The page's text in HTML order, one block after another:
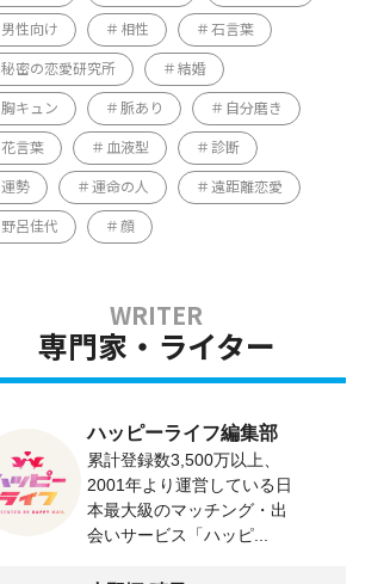
男性向け 相性 石言葉
秘密の恋愛研究所 結婚
胸キュン 脈あり 自分磨き
花言葉 血液型 診断
運勢 運命の人 遠距離恋愛
野呂佳代 顔
専門家・ライター
ハッピーライフ編集部
累計登録数3,500万以上、
2001年より運営している日
本最大級のマッチング・出
会いサービス「ハッピ...